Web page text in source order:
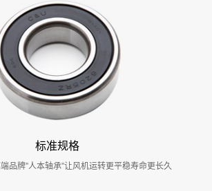
标准规格
品牌”人本轴承”让风机运转更平稳寿命更长久